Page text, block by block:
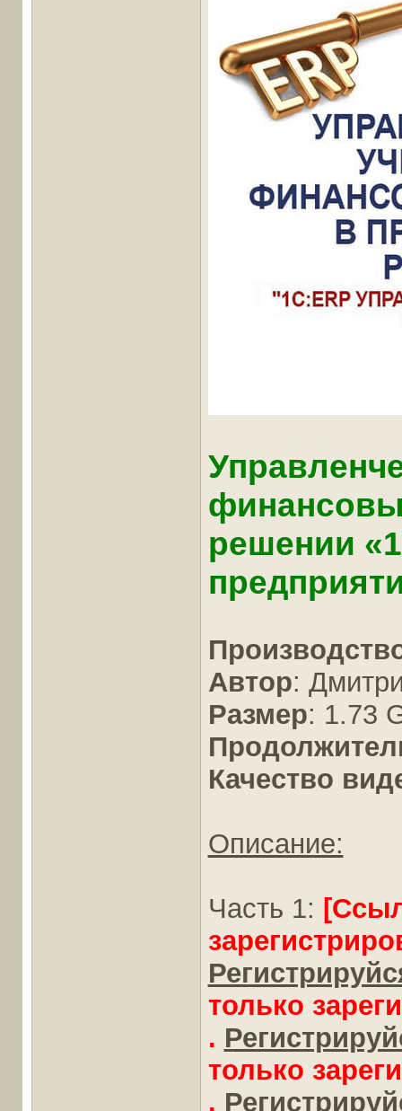
решении
Автор:
Размер: 1.73
Качество
Описание:
Часть 1:
только
.
только
.